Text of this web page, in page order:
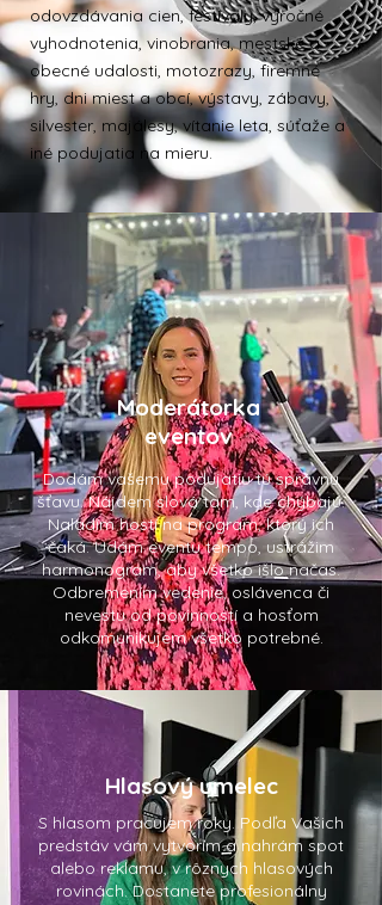
odovzdávania cien, festivaly, výročné
vyhodnotenia, vinobrania, mestské a
obecné udalosti, motozrazy, firemné
hry, dni miest a obcí, výstavy, zábavy,
silvester, majálesy, vítanie leta, súťaže a
iné podujatia na mieru.
Moderátorka
eventov
Dodám vašemu podujatiu tú správnu
šťavu. Nájdem slová tam, kde chýbajú.
Naladím hostí na program, ktorý ich
čaká. Udám eventu tempo, ustrážim
harmonogram, aby všetko išlo načas.
Odbremením vedenie, oslávenca či
nevestu od povinností a hosťom
odkomunikujem všetko potrebné.
Hlasový umelec
S hlasom pracujem roky. Podľa Vašich
predstáv vám vytvorím a nahrám spot
alebo reklamu, v rôznych hlasových
rovinách.Dostanete profesionálny